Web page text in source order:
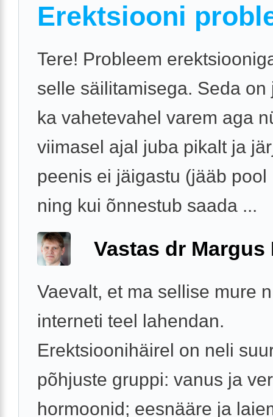
Erektsiooni
Tere! Probleem
selle säilitamisega. Seda on
ka vahetevahel varem aga
viimasel ajal juba pikalt ja
peenis ei jäigastu (jääb pool
ning kui õnnestub saada ...
Vastas dr Margus
Vaevalt, et ma sellise mure
interneti teel lahendan.
Erektsioonihäirel on neli
põhjuste gruppi: vanus ja
hormoonid; eesnääre ja